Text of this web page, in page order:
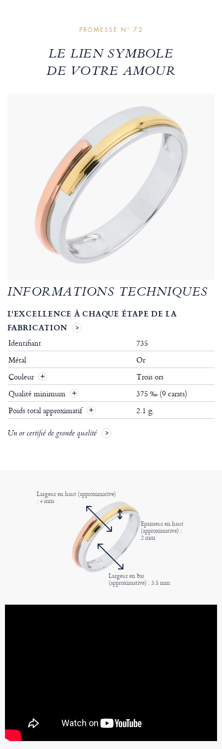
PROMESSE Nº 72
LE LIEN SYMBOLE
DE VOTRE AMOUR
INFORMATIONS TECHNIQUES
L'EXCELLENCE À CHAQUE ÉTAPE DE LA
FABRICATION
Identifiant
735
Métal
Or
Couleur
Trois ors
Qualité minimum
375 ‰ (9 carats)
Poids total approximatif
2.1 g.
Un or certifié de grande qualité
Largeur en haut (approximative)
: 4 mm
Epaisseur en haut
(approximative) :
2 mm
Largeur en bas
(approximative) : 3.5 mm